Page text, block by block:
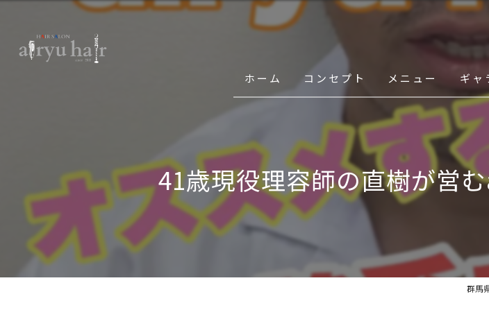
ホーム コンセプト
スタッフ
メニュー ギャ
41歳現役理容師の直樹が営
群馬